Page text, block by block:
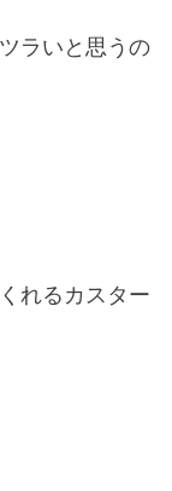
ラいと思うの
れるカスター